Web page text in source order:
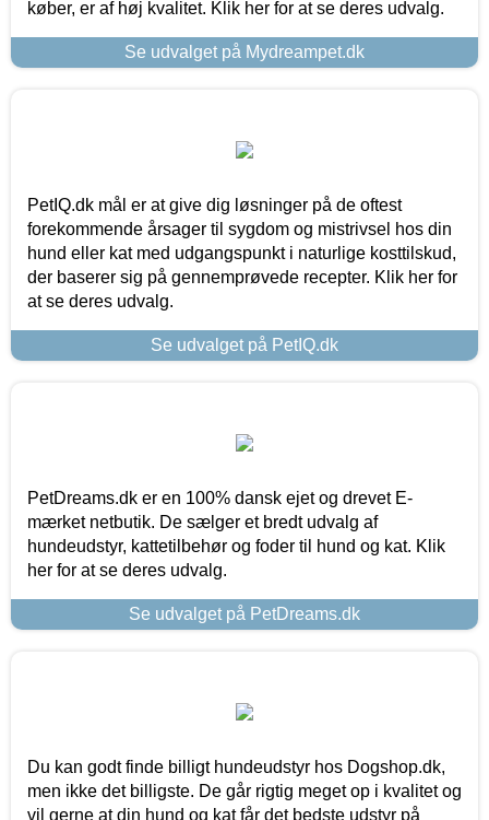
køber, er af høj kvalitet. Klik her for at se deres udvalg.
Se udvalget på Mydreampet.dk
PetIQ.dk mål er at give dig løsninger på de oftest
forekommende årsager til sygdom og mistrivsel hos din
hund eller kat med udgangspunkt i naturlige kosttilskud,
der baserer sig på gennemprøvede recepter. Klik her for
at se deres udvalg.
Se udvalget på PetIQ.dk
PetDreams.dk er en 100% dansk ejet og drevet E-
mærket netbutik. De sælger et bredt udvalg af
hundeudstyr, kattetilbehør og foder til hund og kat. Klik
her for at se deres udvalg.
Se udvalget på PetDreams.dk
Du kan godt finde billigt hundeudstyr hos Dogshop.dk,
men ikke det billigste. De går rigtig meget op i kvalitet og
vil gerne at din hund og kat får det bedste udstyr på